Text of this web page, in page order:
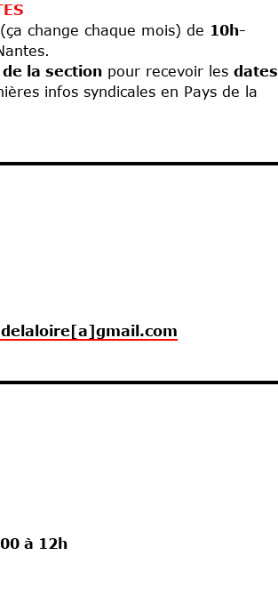
(ça change chaque mois) de 10h-
de la section pour recevoir les dates
infos syndicales en Pays de la
à 12h